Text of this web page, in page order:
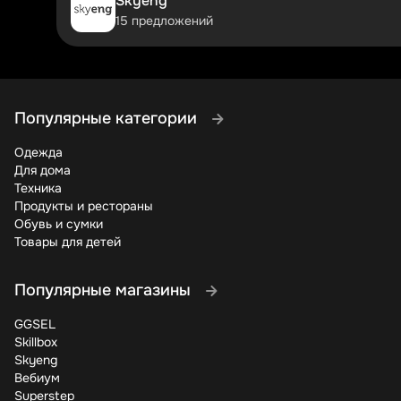
несколько дней, другие могут быть активны
скидка, возможность комбинации с другими
покупаете, тем выше процент возврата. Участники
Теперь вы знаете все секреты экономии в
15 предложений
Популярные категории
Одежда
Для дома
Техника
Продукты и рестораны
Обувь и сумки
Товары для детей
Популярные магазины
GGSEL
Skillbox
Skyeng
Вебиум
Superstep